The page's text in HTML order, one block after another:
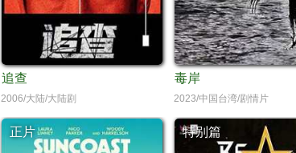
追查
2006/大陆/大陆剧
毒岸
2023/中国台湾/剧情片
正片 特别篇